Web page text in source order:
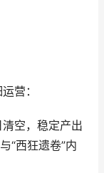
营：
空，稳定产出
“西狂遗卷”内